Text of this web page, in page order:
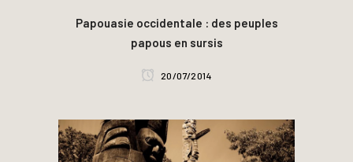
Papouasie occidentale : des peuples
papous en sursis
20/07/2014